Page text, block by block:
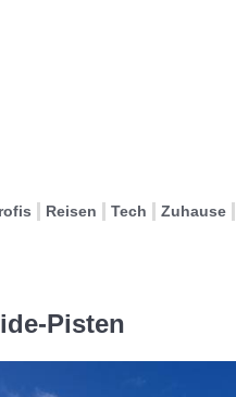
Reisen Tech Zuhause
Pisten